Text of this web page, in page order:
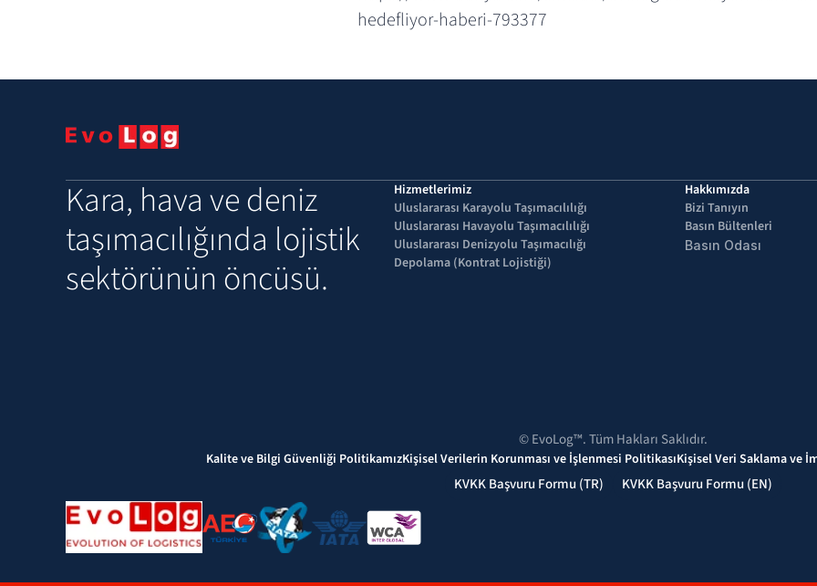
hedefliyor-haberi-793377
Kara, hava ve deniz
taşımacılığında lojistik
sektörünün öncüsü.
Hizmetlerimiz
Uluslararası Karayolu Taşımacılılığı
Uluslararası Havayolu Taşımacılılığı
Uluslararası Denizyolu Taşımacılığı
Depolama (Kontrat Lojistiği)
Hakkımızda
Bizi Tanıyın
Basın Bültenleri
Basın Odası
© EvoLog™. Tüm Hakları Saklıdır.
Kalite ve Bilgi Güvenliği PolitikamızKişisel Verilerin Korunması ve İşlenmesi PolitikasıKişisel Veri Saklama ve
KVKK Başvuru Formu (TR) KVKK Başvuru Formu (EN)